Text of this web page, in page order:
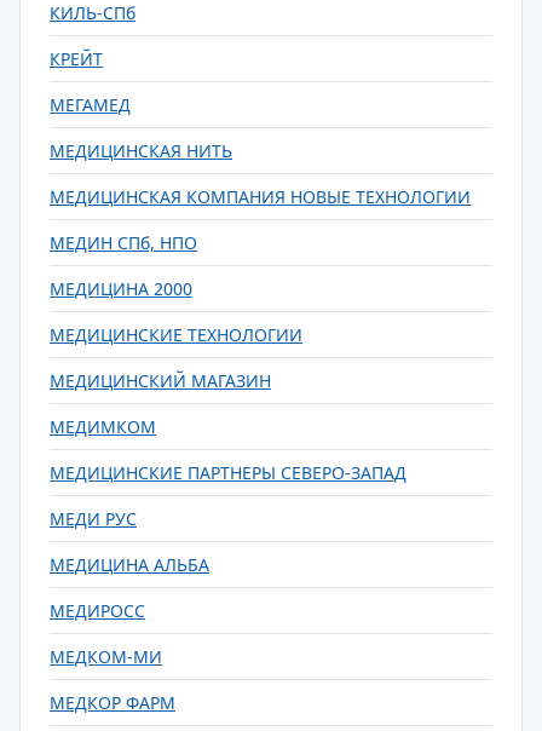
КИЛЬ-СПб
КРЕЙТ
МЕГАМЕД
МЕДИЦИНСКАЯ НИТЬ
МЕДИЦИНСКАЯ КОМПАНИЯ НОВЫЕ ТЕХНОЛОГИИ
МЕДИН СПб, НПО
МЕДИЦИНА 2000
МЕДИЦИНСКИЕ ТЕХНОЛОГИИ
МЕДИЦИНСКИЙ МАГАЗИН
МЕДИМКОМ
МЕДИЦИНСКИЕ ПАРТНЕРЫ СЕВЕРО-ЗАПАД
МЕДИ РУС
МЕДИЦИНА АЛЬБА
МЕДИРОСС
МЕДКОМ-МИ
МЕДКОР ФАРМ